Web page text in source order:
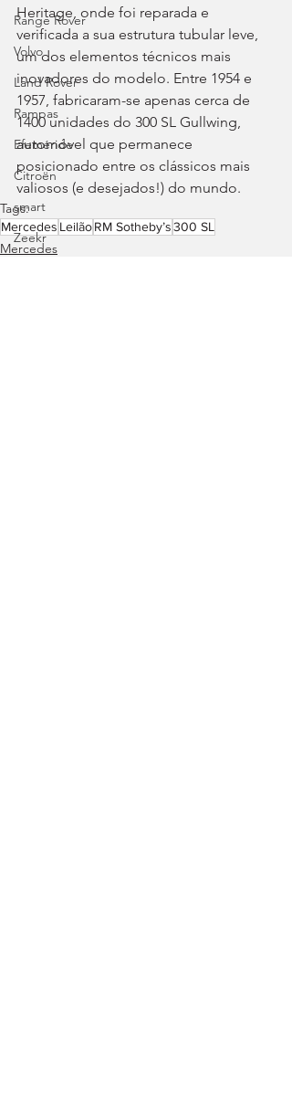
Range Rover
Volvo
Land Rover
Rampas
Efeméride
Citroën
smart
Zeekr
Heritage, onde foi reparada e
verificada a sua estrutura tubular leve,
um dos elementos técnicos mais
inovadores do modelo. Entre 1954 e
1957, fabricaram-se apenas cerca de
1400 unidades do 300 SL Gullwing,
automóvel que permanece
posicionado entre os clássicos mais
valiosos (e desejados!) do mundo.
Tags:
Mercedes LeilãoRM Sotheby’s300 SL
Mercedes